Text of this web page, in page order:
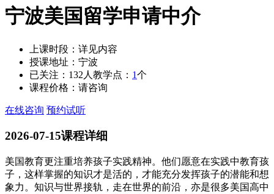
宁波美国留学申请中介
上课时段： 详见内容
授课地址： 宁波
已关注： 132 人 教学点： 1个
课程价格： 请咨询
在线咨询 预约试听
2026-07-15课程详细
美国教育更注重培养孩子实践精神。他们愿意在实践中教育孩
子，这样掌握的知识才是活的，才能充分发挥孩子的潜能和想
象力。知识与世界接轨，走在世界的前沿，亦是很多美国高中